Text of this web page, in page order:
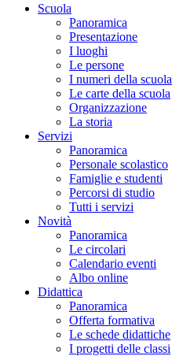
Scuola
Panoramica
Presentazione
I luoghi
Le persone
I numeri della scuola
Le carte della scuola
Organizzazione
La storia
Servizi
Panoramica
Personale scolastico
Famiglie e studenti
Percorsi di studio
Tutti i servizi
Novità
Panoramica
Le circolari
Calendario eventi
Albo online
Didattica
Panoramica
Offerta formativa
Le schede didattiche
I progetti delle classi